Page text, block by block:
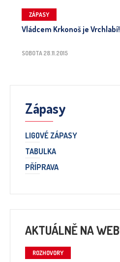
ZÁPASY
Vládcem Krkonoš je
SOBOTA 28.11.2015
Zápasy
LIGOVÉ ZÁPASY
TABULKA
PŘÍPRAVA
AKTUÁLNĚ NA
ROZHOVORY